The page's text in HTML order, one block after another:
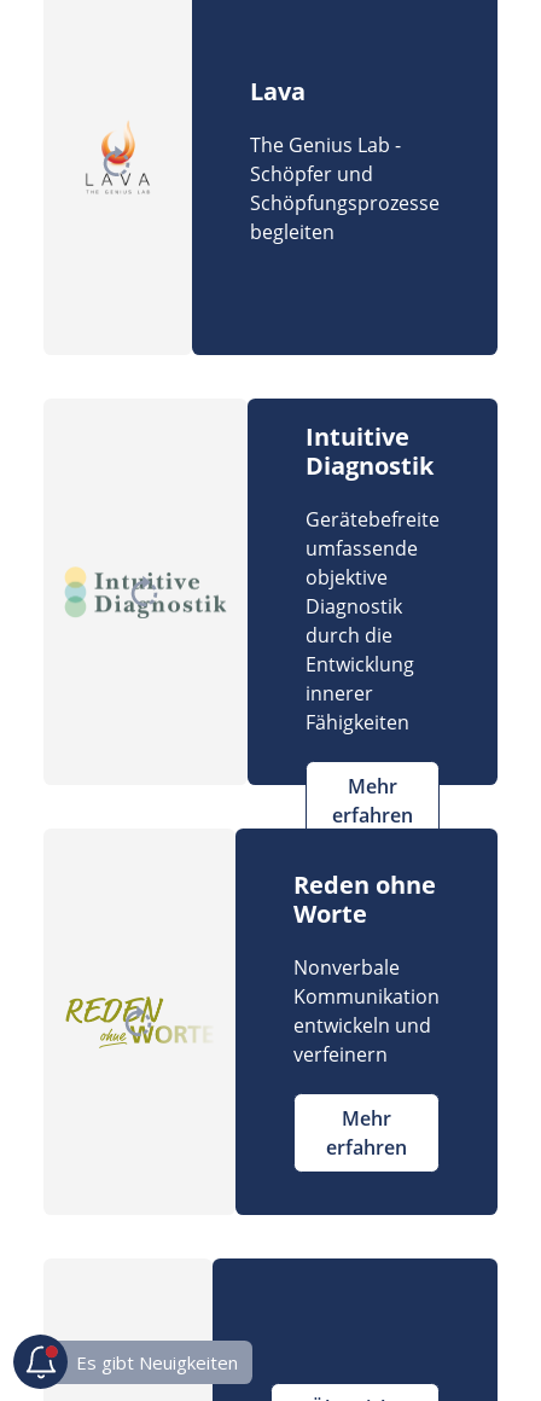
Lava
The Genius Lab -
Schöpfer und
Schöpfungsprozesse
begleiten
Intuitive
Diagnostik
Gerätebefreite
umfassende
objektive
Diagnostik
durch die
Entwicklung
innerer
Fähigkeiten
Mehr
erfahren
Reden ohne
Worte
Nonverbale
Kommunikation
entwickeln und
verfeinern
Mehr
erfahren